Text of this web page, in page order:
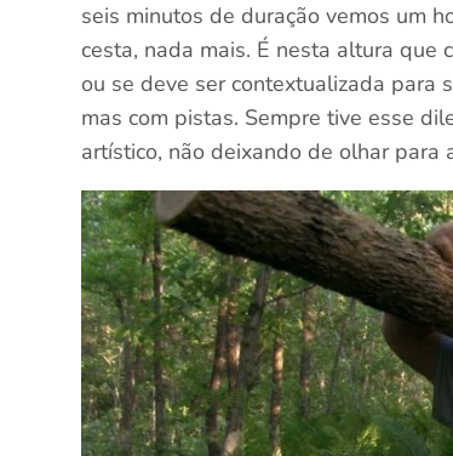
seis minutos de duração vemos um
cesta, nada mais. É nesta altura que
ou se deve ser contextualizada para
mas com pistas. Sempre tive esse
artístico, não deixando de olhar para